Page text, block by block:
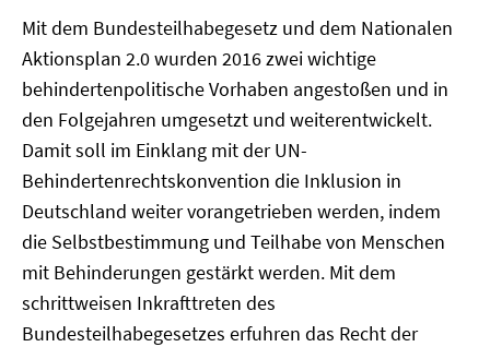
Mit dem Bundesteilhabegesetz und dem Nationalen
Aktionsplan 2.0 wurden 2016 zwei wichtige
behindertenpolitische Vorhaben angestoßen und in
den Folgejahren umgesetzt und weiterentwickelt.
Damit soll im Einklang mit der UN-
Behindertenrechtskonvention die Inklusion in
Deutschland weiter vorangetrieben werden, indem
die Selbstbestimmung und Teilhabe von Menschen
mit Behinderungen gestärkt werden. Mit dem
schrittweisen Inkrafttreten des
Bundesteilhabegesetzes erfuhren das Recht der